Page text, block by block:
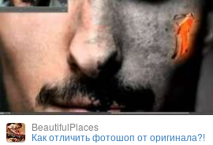
BeautifulPlaces
Как отличить фотошоп от оригинала?!